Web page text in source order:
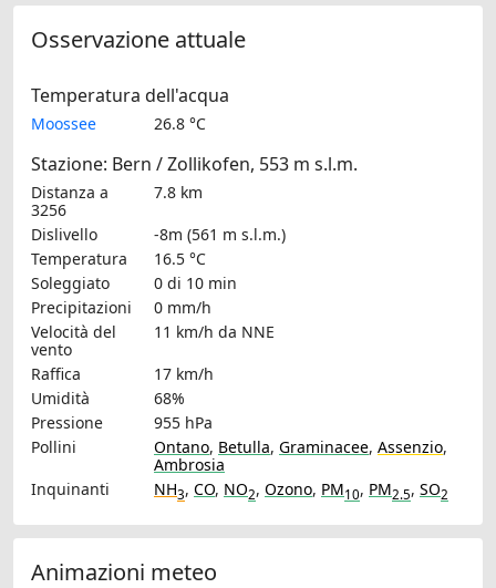
Osservazione attuale
Temperatura dell'acqua
Moossee 26.8 °C
Stazione: Bern / Zollikofen, 553 m s.l.m.
Distanza a
3256
7.8 km
Dislivello
-8m (561 m s.l.m.)
Temperatura
16.5 °C
Soleggiato
0 di 10 min
Precipitazioni
0 mm/h
Velocità del
vento
11 km/h da NNE
Raffica
17 km/h
Umidità
68%
Pressione
955 hPa
Pollini
Ontano, Betulla, Graminacee, Assenzio,
Ambrosia
Inquinanti
NH3, CO, NO2, Ozono, PM10, PM2.5, SO2
Animazioni meteo